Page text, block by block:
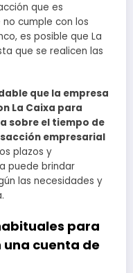
que es
cumple con los
es posible que La
que se realicen las
que la empresa
La Caixa para
sobre el tiempo de
empresarial
plazos y
puede brindar
las necesidades y
para
una cuenta de